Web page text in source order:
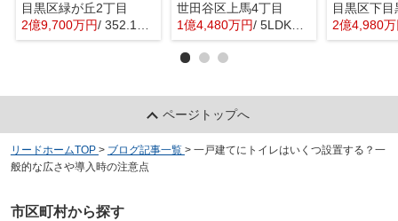
目黒区緑が丘2丁目
2億9,700万円/ 352.16㎡
世田谷区上馬4丁目
1億4,480万円/ 5LDK＋1S(納戸)
目黒区下
2億4,980
ページトップへ
リードホームTOP > ブログ記事一覧 > 一戸建てにトイレはいくつ設置する？一
般的な広さや導入時の注意点
市区町村から探す